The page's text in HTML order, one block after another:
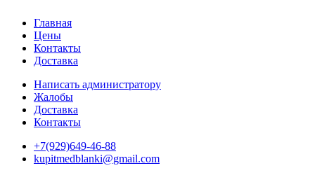
Главная
Цены
Контакты
Доставка
Написать администратору
Жалобы
Доставка
Контакты
+7(929)649-46-88
kupitmedblanki@gmail.com